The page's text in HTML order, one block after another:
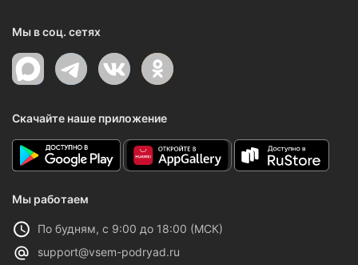
Мы в соц. сетях
Скачайте наше приложение
Мы работаем
По будням, с 9:00 до 18:00 (МСК)
support@vsem-podryad.ru